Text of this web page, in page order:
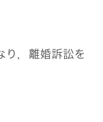
り，離婚訴訟を